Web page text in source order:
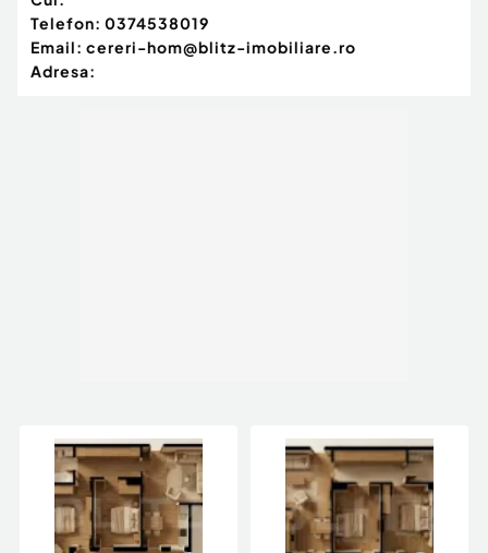
Telefon: 0374538019
Email: cereri-hom@blitz-imobiliare.ro
Adresa: